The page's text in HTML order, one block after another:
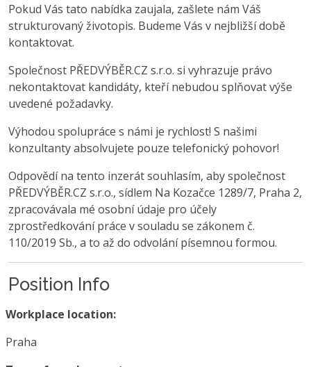
Pokud Vás tato nabídka zaujala, zašlete nám Váš
strukturovaný životopis. Budeme Vás v nejbližší době
kontaktovat.
Společnost PŘEDVÝBĚR.CZ s.r.o. si vyhrazuje právo
nekontaktovat kandidáty, kteří nebudou splňovat výše
uvedené požadavky.
Výhodou spolupráce s námi je rychlost! S našimi
konzultanty absolvujete pouze telefonický pohovor!
Odpovědí na tento inzerát souhlasím, aby společnost
PŘEDVÝBĚR.CZ s.r.o., sídlem Na Kozačce 1289/7, Praha 2,
zpracovávala mé osobní údaje pro účely
zprostředkování práce v souladu se zákonem č.
110/2019 Sb., a to až do odvolání písemnou formou.
Position Info
Workplace location:
Praha